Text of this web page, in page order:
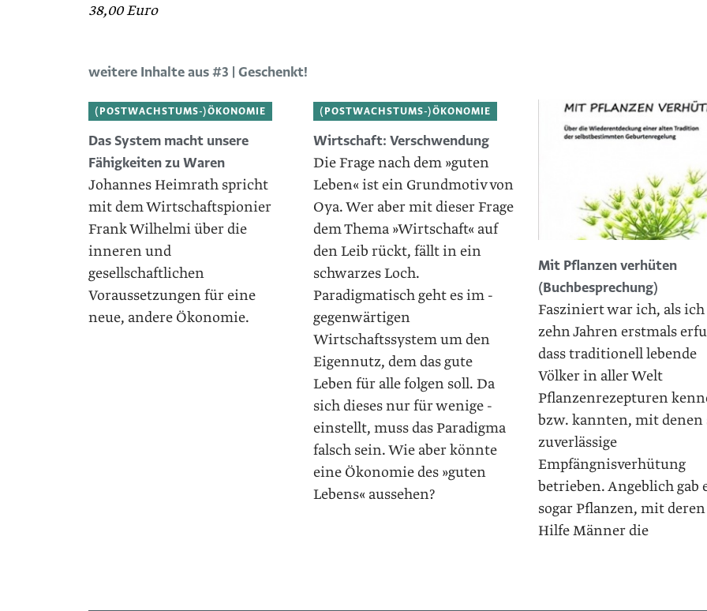
38,00 Euro
weitere Inhalte aus #3 | Geschenkt!
(POSTWACHSTUMS-)ÖKONOMIE
Das System macht unsere
Fähigkeiten zu Waren
Johannes Heimrath spricht
mit dem Wirtschaftspionier
Frank ­Wilhelmi über die
inneren und
gesellschaftlichen
Voraussetzungen für eine
neue, andere Ökonomie.
(POSTWACHSTUMS-)ÖKONOMIE
Wirtschaft: Verschwendung
Die Frage nach dem »guten
Leben« ist ein Grundmotiv von
Oya. Wer aber mit dieser Frage
dem Thema »Wirtschaft« auf
den Leib rückt, fällt in ein
schwarzes Loch.
Paradigmatisch geht es im ­
gegenwärtigen
Wirtschaftssystem um den
Eigennutz, dem das gute
Leben für alle folgen soll. Da
sich dieses nur für wenige ­
einstellt, muss das Paradigma
falsch sein. Wie aber könnte
eine Ökonomie des »guten
Lebens« aussehen?
Mit Pflanzen verhüten
(Buchbesprechung)
Fasziniert war ich, als
zehn Jahren erstmals
dass traditionell lebende
Völker in aller Welt
Pflanzenrezepturen
bzw. kannten, mit denen
zuverlässige
Empfängnisverhütung
betrieben. Angeblich gab
sogar Pflanzen, mit deren
Hilfe Männer die